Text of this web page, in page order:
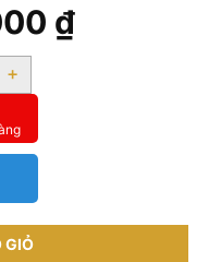
₫
+
GIỎ